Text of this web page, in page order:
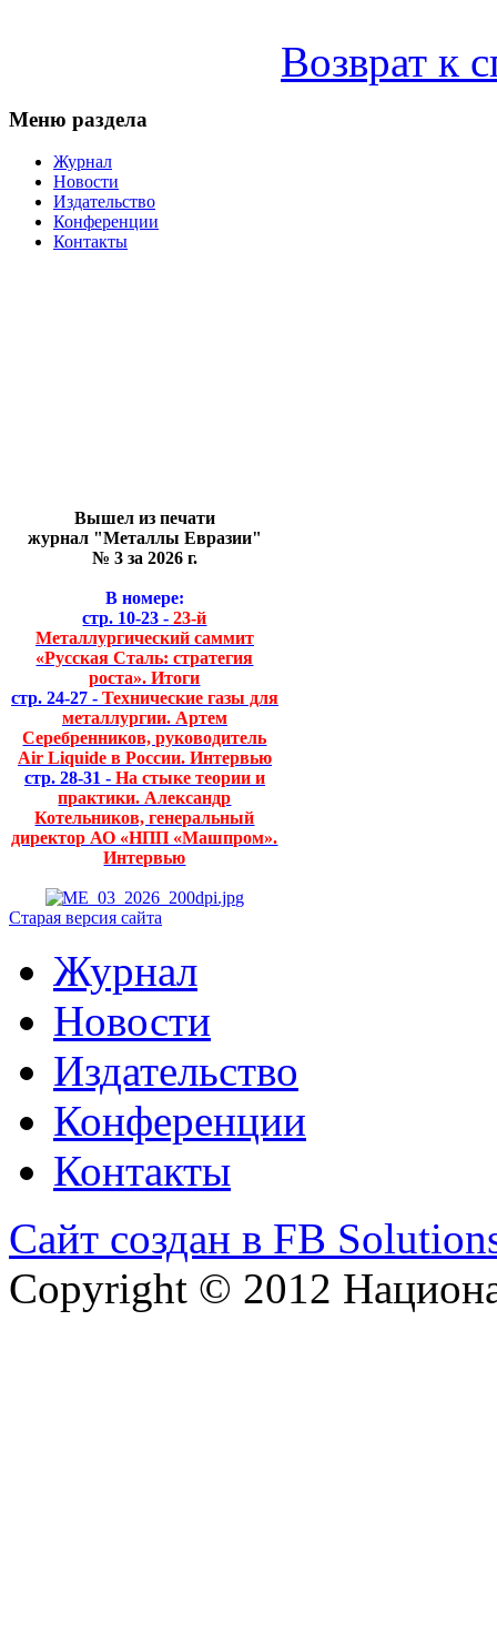
Возврат к
Меню раздела
Журнал
Новости
Издательство
Конференции
Контакты
Вышел из печати
журнал "Металлы Евразии"
№ 3 за 2026 г.
В номере:
стр. 10-23 - 23-й
Металлургический саммит
«Русская Сталь: стратегия
роста». Итоги
стр. 24-27 - Технические газы для
металлургии. Артем
Серебренников, руководитель
Air Liquide в России. Интервью
стр. 28-31 - На стыке теории и
практики. Александр
Котельников, генеральный
директор АО «НПП «Машпром».
Интервью
Старая версия сайта
Журнал
Новости
Издательство
Конференции
Контакты
Сайт создан в FB
Copyright © 2012